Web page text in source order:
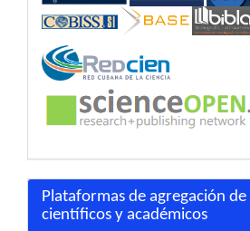
Plataformas de agregación
científicos y académicos